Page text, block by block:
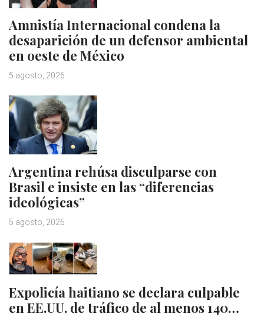
Amnistía Internacional condena la
desaparición de un defensor ambiental
en oeste de México
5 agosto, 2026
Argentina rehúsa disculparse con
Brasil e insiste en las “diferencias
ideológicas”
5 agosto, 2026
Expolicía haitiano se declara culpable
en EE.UU. de tráfico de al menos 140…